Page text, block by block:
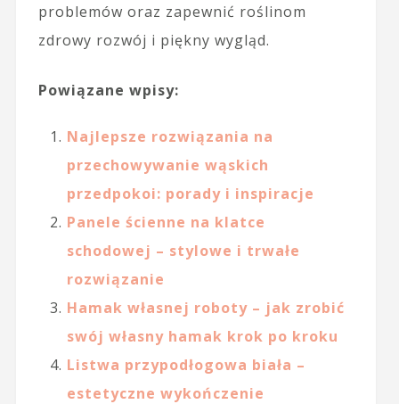
problemów oraz zapewnić roślinom
zdrowy rozwój i piękny wygląd.
Powiązane wpisy:
Najlepsze rozwiązania na
przechowywanie wąskich
przedpokoi: porady i inspiracje
Panele ścienne na klatce
schodowej – stylowe i trwałe
rozwiązanie
Hamak własnej roboty – jak zrobić
swój własny hamak krok po kroku
Listwa przypodłogowa biała –
estetyczne wykończenie